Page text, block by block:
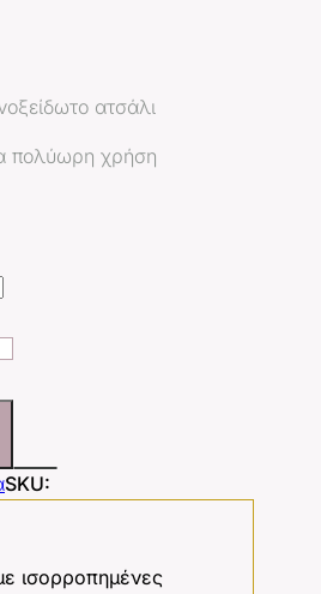
ατσάλι
πολύωρη χρήση
SKU:
ισορροπημένες